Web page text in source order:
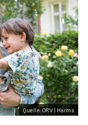
Quelle:DRV | Harms